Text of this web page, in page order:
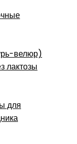
велюр)
лактозы
для